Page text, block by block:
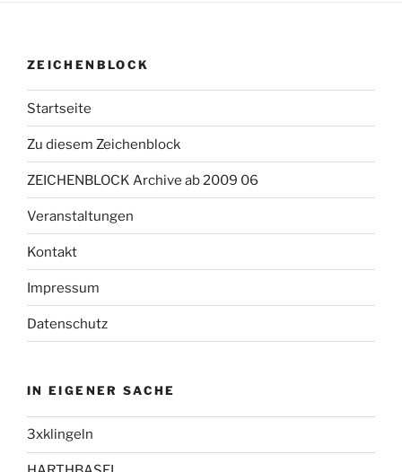
ZEICHENBLOCK
Startseite
Zu diesem Zeichenblock
ZEICHENBLOCK Archive ab 2009 06
Veranstaltungen
Kontakt
Impressum
Datenschutz
IN EIGENER SACHE
3xklingeln